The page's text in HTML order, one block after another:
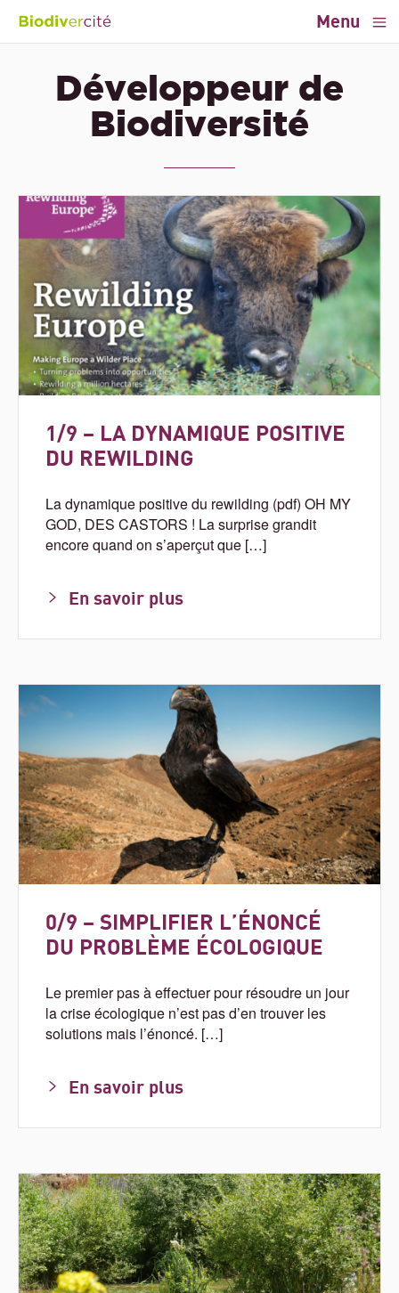
Menu
Développeur de
Biodiversité
1/9 – LA DYNAMIQUE POSITIVE
DU REWILDING
La dynamique positive du rewilding (pdf) OH MY
GOD, DES CASTORS ! La surprise grandit
encore quand on s’aperçut que […]
En savoir plus
0/9 – SIMPLIFIER L’ÉNONCÉ
DU PROBLÈME ÉCOLOGIQUE
Le premier pas à effectuer pour résoudre un jour
la crise écologique n’est pas d’en trouver les
solutions mais l’énoncé. […]
En savoir plus